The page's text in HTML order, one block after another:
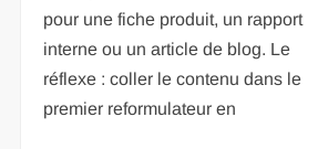
pour une fiche produit, un rapport
interne ou un article de blog. Le
réflexe : coller le contenu dans le
premier reformulateur en